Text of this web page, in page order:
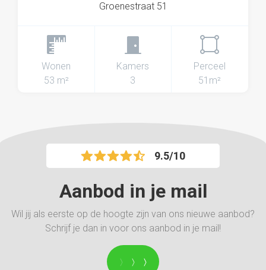
Groenestraat 51
Wonen
53 m²
Kamers
3
Perceel
51m²
9.5/10
Aanbod in je mail
Wil jij als eerste op de hoogte zijn van ons nieuwe aanbod?
Schrijf je dan in voor ons aanbod in je mail!